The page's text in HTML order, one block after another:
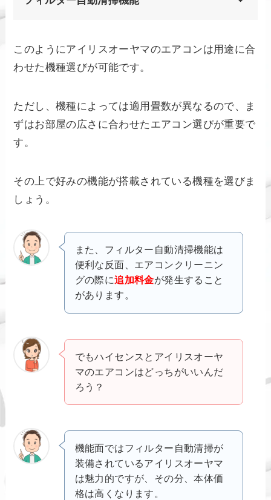
このようにアイリスオーヤマのエアコンは用途に合
わせた機種選びが可能です。
ただし、機種によっては適用畳数が異なるので、ま
ずはお部屋の広さに合わせたエアコン選びが重要で
す。
その上で好みの機能が搭載されている機種を選びま
しょう。
また、フィルター自動清掃機能は
便利な反面、エアコンクリーニン
グの際に追加料金が発生すること
があります。
でもハイセンスとアイリスオーヤ
マのエアコンはどっちがいいんだ
ろう？
機能面ではフィルター自動清掃が
装備されているアイリスオーヤマ
は魅力的ですが、その分、本体価
格は高くなります。